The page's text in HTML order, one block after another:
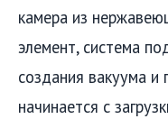
камера из
элемент, система
создания вакуума и
начинается с